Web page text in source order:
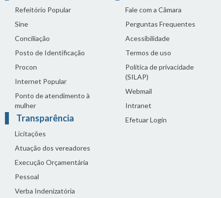
Refeitório Popular
Sine
Conciliação
Posto de Identificação
Procon
Internet Popular
Ponto de atendimento à
mulher
Transparência
Licitações
Atuação dos vereadores
Execução Orçamentária
Pessoal
Verba Indenizatória
Fale com a Câmara
Perguntas Frequentes
Acessibilidade
Termos de uso
Política de privacidade
(SILAP)
Webmail
Intranet
Efetuar Login